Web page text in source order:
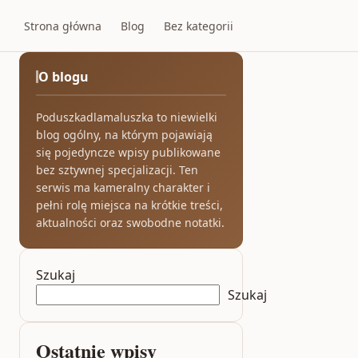
Strona główna Blog Bez kategorii
O blogu
Poduszkadlamaluszka to niewielki
blog ogólny, na którym pojawiają
się pojedyncze wpisy publikowane
bez sztywnej specjalizacji. Ten
serwis ma kameralny charakter i
pełni rolę miejsca na krótkie treści,
aktualności oraz swobodne notatki.
Szukaj
Szukaj
Ostatnie wpisy